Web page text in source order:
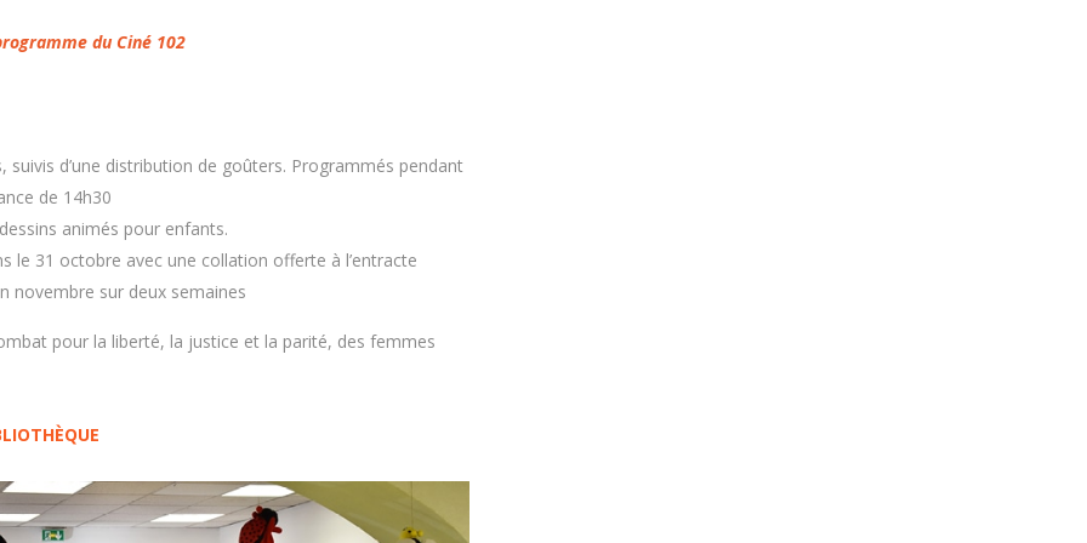
du Ciné 102
d’une distribution de goûters. Programmés pendant
de 14h30
animés pour enfants.
le 31 octobre avec une collation offerte à l’entracte
novembre sur deux semaines
pour la liberté, la justice et la parité, des femmes
ЀQUE